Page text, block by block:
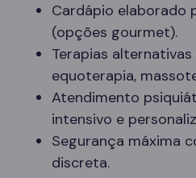
Cardápio elaborado
(opções gourmet).
Terapias
equoterapia,
Atendimento
intensivo e
Segurança máxima
discreta.